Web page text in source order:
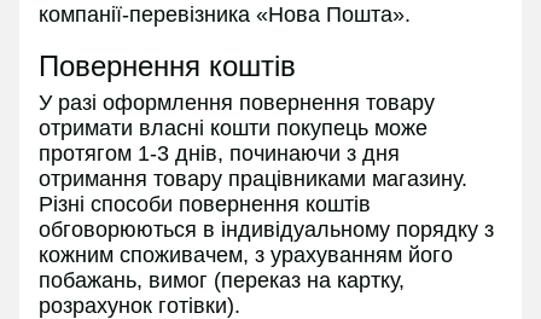
компанії-перевізника «Нова Пошта».
Повернення коштів
У разі оформлення повернення товару
отримати власні кошти покупець може
протягом 1-3 днів, починаючи з дня
отримання товару працівниками магазину.
Різні способи повернення коштів
обговорюються в індивідуальному порядку з
кожним споживачем, з урахуванням його
побажань, вимог (переказ на картку,
розрахунок готівки).